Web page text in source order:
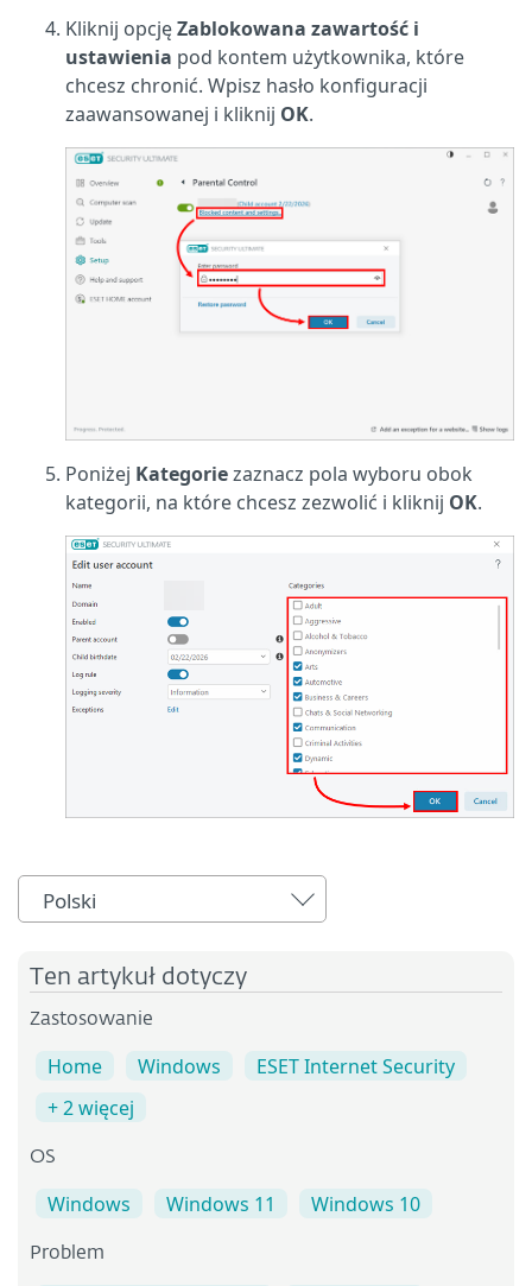
Kliknij opcjęZablokowana zawartość i
ustawienia pod kontem użytkownika, które
chcesz chronić. Wpisz hasło konfiguracji
zaawansowanej i kliknij OK.
Poniżej Kategoriezaznacz pola wyboru obok
kategorii, na które chcesz zezwolić i kliknij OK.
Polski
Ten artykuł dotyczy
Zastosowanie
Home Windows
ESET Internet Security
+ 2 więcej
OS
Windows Windows 11 Windows 10
Problem